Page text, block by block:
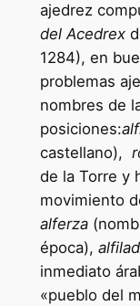
ajedrez
del Acedrex
1284), en
problemas
nombres de
posiciones:
castellano),
de la Torre y
movimiento
alferza
época),
inmediato
«pueblo del